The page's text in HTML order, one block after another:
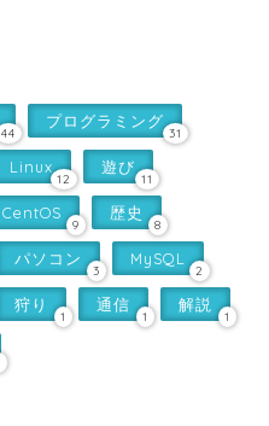
44
プログラミング
31
Linux
12
遊び
11
CentOS
9
歴史
8
パソコン
3
MySQL
2
狩り
1
通信
1
解説
1